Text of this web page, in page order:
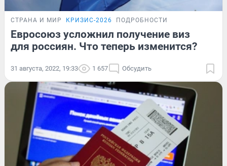
СТРАНА И МИР КРИЗИС-2026 ПОДРОБНОСТИ
Евросоюз усложнил получение виз
для россиян. Что теперь изменится?
31 августа, 2022, 19:33 1 657 Обсудить